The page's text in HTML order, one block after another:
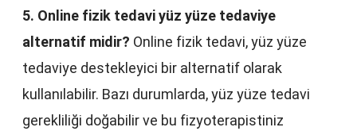
5. Online fizik tedavi yüz yüze tedaviye
alternatif midir? Online fizik tedavi, yüz yüze
tedaviye destekleyici bir alternatif olarak
kullanılabilir. Bazı durumlarda, yüz yüze tedavi
gerekliliği doğabilir ve bu fizyoterapistiniz